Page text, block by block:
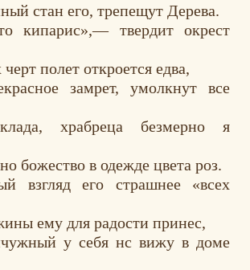
стан его, трепещут Дерева.
кипарис»,— твердит окрест
полет откроется едва,
замрет, умолкнут все
храбреца безмерно я
божество в одежде цвета роз.
взгляд его страшнее «всех
ему для радости принес,
у себя нс вижу в доме